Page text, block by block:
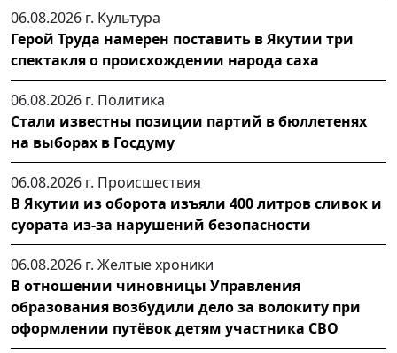
06.08.2026 г. Культура
Герой Труда намерен поставить в Якутии три
спектакля о происхождении народа саха
06.08.2026 г. Политика
Стали известны позиции партий в бюллетенях
на выборах в Госдуму
06.08.2026 г. Происшествия
В Якутии из оборота изъяли 400 литров сливок и
суората из-за нарушений безопасности
06.08.2026 г. Желтые хроники
В отношении чиновницы Управления
образования возбудили дело за волокиту при
оформлении путёвок детям участника СВО